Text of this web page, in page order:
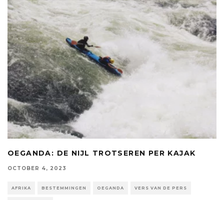
OEGANDA: DE NIJL TROTSEREN PER KAJAK
OCTOBER 4, 2023
AFRIKA BESTEMMINGEN OEGANDA VERS VAN DE PERS